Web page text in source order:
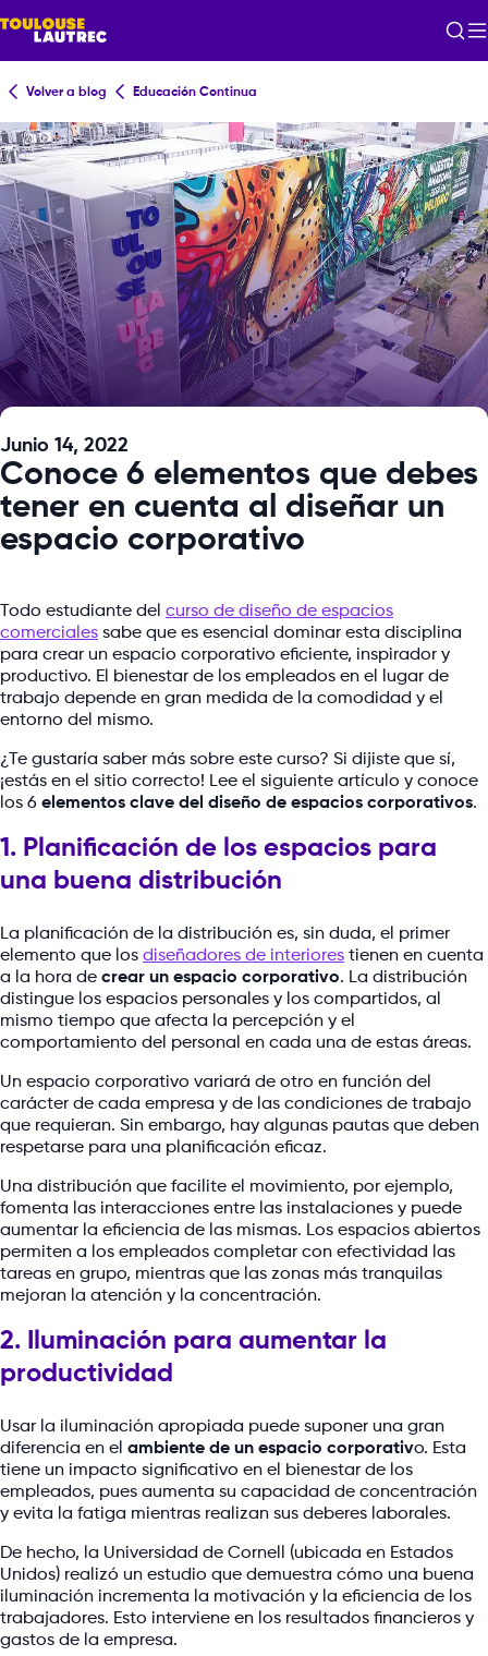
Volver a blog Educación Continua
Junio 14, 2022
Conoce 6 elementos que debes
tener en cuenta al diseñar un
espacio corporativo
Todo estudiante del curso de diseño de espacios
comerciales sabe que es esencial dominar esta disciplina
para crear un espacio corporativo eficiente, inspirador y
productivo. El bienestar de los empleados en el lugar de
trabajo depende en gran medida de la comodidad y el
entorno del mismo.
¿Te gustaría saber más sobre este curso? Si dijiste que sí,
¡estás en el sitio correcto! Lee el siguiente artículo y conoce
los 6 elementos clave del diseño de espacios corporativos.
1. Planificación de los espacios para
una buena distribución
La planificación de la distribución es, sin duda, el primer
elemento que los diseñadores de interiores tienen en cuenta
a la hora de crear un espacio corporativo. La distribución
distingue los espacios personales y los compartidos, al
mismo tiempo que afecta la percepción y el
comportamiento del personal en cada una de estas áreas.
Un espacio corporativo variará de otro en función del
carácter de cada empresa y de las condiciones de trabajo
que requieran. Sin embargo, hay algunas pautas que deben
respetarse para una planificación eficaz.
Una distribución que facilite el movimiento, por ejemplo,
fomenta las interacciones entre las instalaciones y puede
aumentar la eficiencia de las mismas. Los espacios abiertos
permiten a los empleados completar con efectividad las
tareas en grupo, mientras que las zonas más tranquilas
mejoran la atención y la concentración.
2. Iluminación para aumentar la
productividad
Usar la iluminación apropiada puede suponer una gran
diferencia en el ambiente de un espacio corporativo. Esta
tiene un impacto significativo en el bienestar de los
empleados, pues aumenta su capacidad de concentración
y evita la fatiga mientras realizan sus deberes laborales.
De hecho, la Universidad de Cornell (ubicada en Estados
Unidos) realizó un estudio que demuestra cómo una buena
iluminación incrementa la motivación y la eficiencia de los
trabajadores. Esto interviene en los resultados financieros y
gastos de la empresa.